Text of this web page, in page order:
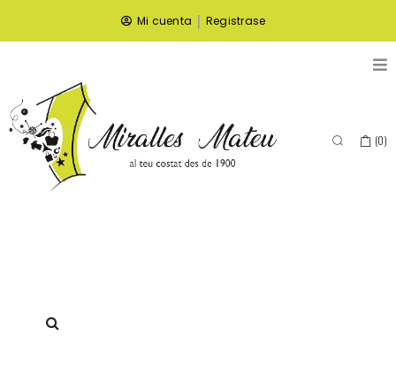
Mi cuenta | Registrase
(0)